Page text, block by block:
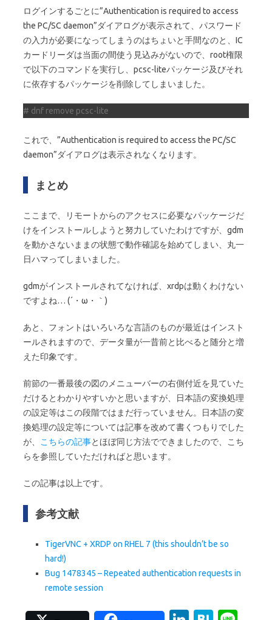
ログインするごとに”Authentication is required to access
the PC/SC daemon”ダイアログが表示されて、パスワード
の入力が必要になってしまうのはちょいと手間なのと、IC
カードリーダは当面の間使う見込みがないので、root権限
で以下のコマンドを実行し、pcsc-liteパッケージ及びそれ
に依存するパッケージを削除してしまいました。
# dnf remove pcsc-lite
これで、”Authentication is required to access the PC/SC
daemon”ダイアログは表示されなくなります。
まとめ
ここまで、リモートからのアクセスに必要なパッケージだ
けをインストールしようと努力していたわけですが、gdm
を動かさないままの状態で動作確認を始めてしまい、丸一
日ハマってしまいました。
gdmがインストールされてなければ、xrdpは動くわけない
ですよね… (´・ω・｀)
あと、フォントはいろいろな言語のものが最近はインスト
ールされますので、データ量が一昔前と比べると随分と増
えた印象です。
前節の一番最後の図のメニューバーの右側付近を見ていた
だけるとわかりやすいかと思いますが、日本語の変換処理
の設定等はこの段階ではまだ行っていません。日本語の変
換処理の設定等については記事を改めて書くつもりでした
が、
こちらの記事とほぼ同じ方法でできましたので、こち
らを参照していただければと思います。
この記事は以上です。
参考文献
TigerVNC + XRDP on RHEL 7 (this shouldn’t be so
hard!)
Bug 1478345 – Repeated authentication requests in
remote session